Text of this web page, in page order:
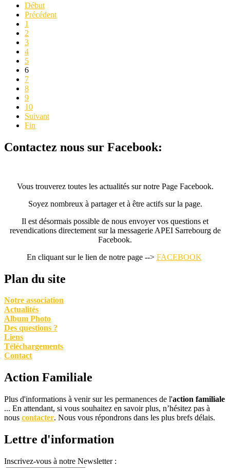
Début
Précédent
1
2
3
4
5
6
7
8
9
10
Suivant
Fin
Contactez nous sur Facebook:
Vous trouverez toutes les actualités sur notre Page Facebook.
Soyez nombreux à partager et à être actifs sur la page.
Il est désormais possible de nous envoyer vos questions et
revendications directement sur la messagerie APEI Sarrebourg de
Facebook.
En cliquant sur le lien de notre page --> FACEBOOK
Plan du site
Notre association
Actualités
Album Photo
Des questions ?
Liens
Téléchargements
Contact
Action Familiale
Plus d'informations à venir sur les permanences de l'action familiale
... En attendant, si vous souhaitez en savoir plus, n’hésitez pas à
nous contacter. Nous vous répondrons dans les plus brefs délais.
Lettre d'information
Inscrivez-vous à notre Newsletter :